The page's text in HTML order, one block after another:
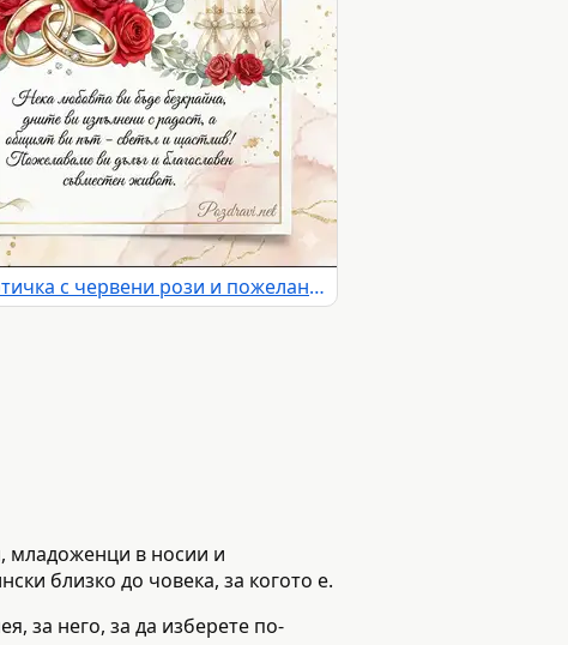
Елегантна сватбена картичка с червени рози и пожелание
младоженци в носии и
близко до човека, за когото е.
за него, за да изберете по-